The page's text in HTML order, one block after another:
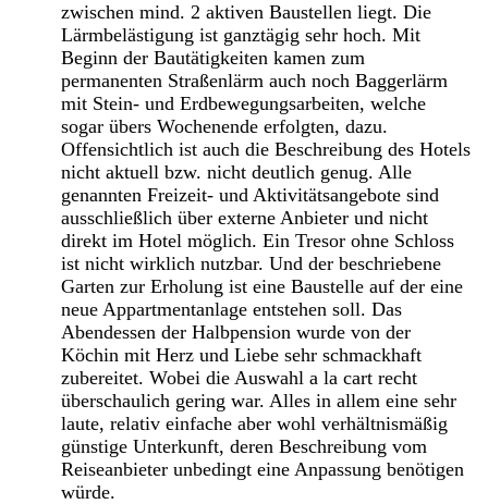
zwischen mind. 2 aktiven Baustellen liegt. Die
Lärmbelästigung ist ganztägig sehr hoch. Mit
Beginn der Bautätigkeiten kamen zum
permanenten Straßenlärm auch noch Baggerlärm
mit Stein- und Erdbewegungsarbeiten, welche
sogar übers Wochenende erfolgten, dazu.
Offensichtlich ist auch die Beschreibung des Hotels
nicht aktuell bzw. nicht deutlich genug. Alle
genannten Freizeit- und Aktivitätsangebote sind
ausschließlich über externe Anbieter und nicht
direkt im Hotel möglich. Ein Tresor ohne Schloss
ist nicht wirklich nutzbar. Und der beschriebene
Garten zur Erholung ist eine Baustelle auf der eine
neue Appartmentanlage entstehen soll. Das
Abendessen der Halbpension wurde von der
Köchin mit Herz und Liebe sehr schmackhaft
zubereitet. Wobei die Auswahl a la cart recht
überschaulich gering war. Alles in allem eine sehr
laute, relativ einfache aber wohl verhältnismäßig
günstige Unterkunft, deren Beschreibung vom
Reiseanbieter unbedingt eine Anpassung benötigen
würde.